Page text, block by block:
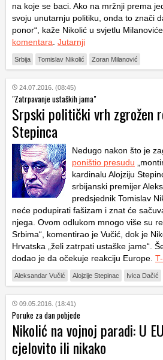
na koje se baci. Ako na mržnji prema
svoju unutarnju politiku, onda to znači
ponor“, kaže Nikolić u svjetlu
komentara Jutarnji
Srbija Tomislav Nikolić Zoran Milanović
24.07.2016. (08:45)
"Zatrpavanje ustaških jama"
Srpski politički vrh zgrožen
Stepinca
Nedugo nakon što je
poništio presudu
kardinalu Alojziju
srbijanski premijer
predsjednik Tomislav
neće podupirati fašizam i znat će
njega. Ovom odlukom mnogo više su
Srbima“, komentirao je Vučić, dok je
Hrvatska „želi zatrpati ustaške jame“.
dodao je da očekuje reakciju Europe.
Aleksandar Vučić Alojzije Stepinac Ivica Dačić
09.05.2016. (18:41)
Poruke za dan pobjede
Nikolić na vojnoj paradi: U
cjelovito ili nikako